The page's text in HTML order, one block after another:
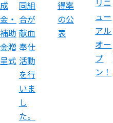
成
金・
補助
金贈
呈式
同組
合が
献血
奉仕
活動
を行
いま
し
た。
得率
の公
表
リニ
ュー
アル
オー
プ
ン！